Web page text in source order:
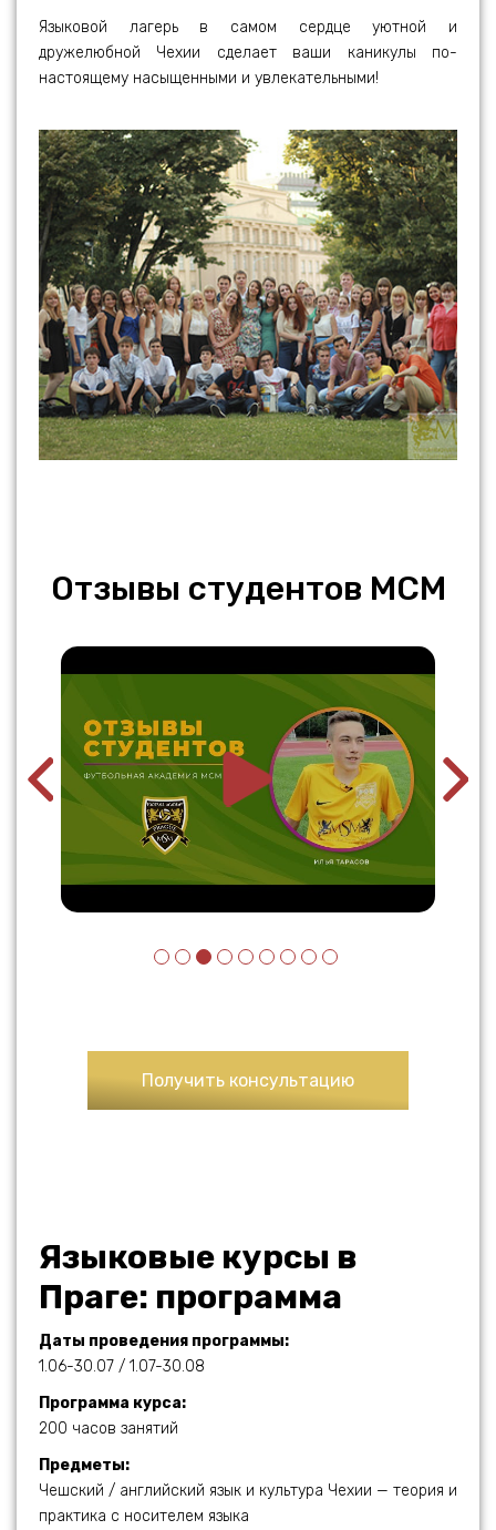
Языковой лагерь в самом сердце уютной и
дружелюбной Чехии сделает ваши каникулы по-
настоящему насыщенными и увлекательными!
Отзывы студентов МСМ
Получить консультацию
Языковые курсы в
Праге: программа
Даты проведения программы:
1.06-30.07 / 1.07-30.08
Программа курса:
200 часов занятий
Предметы:
Чешский / английский язык и культура Чехии — теория и
практика с носителем языка